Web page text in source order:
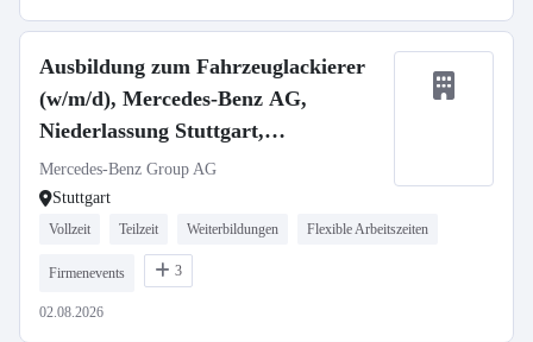
Ausbildung zum Fahrzeuglackierer
(w/m/d), Mercedes-Benz AG,
Niederlassung Stuttgart,
Ausbildungsbeginn 01.09.2027
Mercedes-Benz Group AG
Stuttgart
Vollzeit Teilzeit Weiterbildungen Flexible Arbeitszeiten
Firmenevents 3
02.08.2026